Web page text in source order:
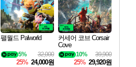
팰월드 Palworld
32,000
5%
25% 24,000원
커세어 코브 Corsair
Cove
39,900
10%
25% 29,920원